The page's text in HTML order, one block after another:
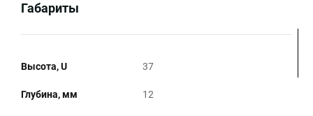
Габариты
Высота, U 37
Глубина, мм 12